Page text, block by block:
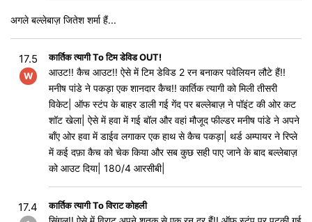
अगले बल्लेबाज़ जितेश शर्मा हैं...
17.5
W
कार्तिक त्यागी To टिम डेविड OUT!
आउट!! कैच आउट!! ऐसे में टिम डेविड 2 रन बनाकर पवेलियन लौटे हैं!!
मनीष पांडे ने पकड़ा एक शानदार कैच!! कार्तिक त्यागी को मिली तीसरी
विकेट| ऑफ स्टंप के बाहर डाली गई गेंद पर बल्लेबाज़ ने पॉइंट की ओर कट
शॉट खेला| ऐसे में हवा में गई बॉल और वहां मौजूद फील्डर मनीष पांडे ने अपने
बाँए ओर हवा में डाईव लगाकर एक हाथ से कैच पकड़ा| थर्ड अम्पायर ने रिप्ले
में कई दफ़ा कैच को चेक किया और सब कुछ सही पाए जाने के बाद बल्लेबाज़
को आउट दिया| 180/4 आरसीबी|
17.4 कार्तिक त्यागी To विराट कोहली